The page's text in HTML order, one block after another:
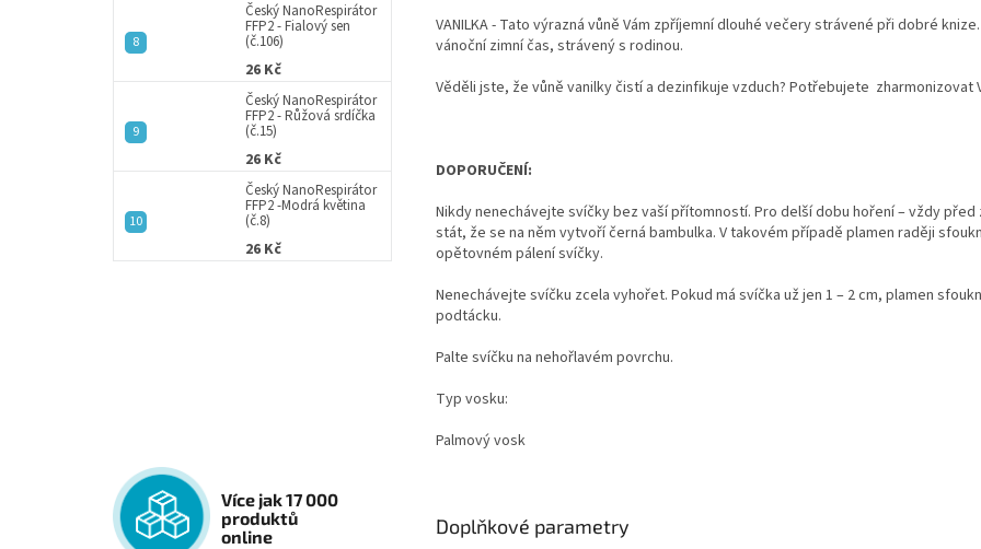
Český NanoRespirátor
FFP2 - Fialový sen
(č.106)
26 Kč
Český NanoRespirátor
FFP2 - Růžová srdíčka
(č.15)
26 Kč
Český NanoRespirátor
FFP2 -Modrá květina
(č.8)
26 Kč
Více jak 17 000
produktů
online
VANILKA - Tato výrazná vůně Vám zpříjemní dlouhé večery strávené při dobré
vánoční zimní čas, strávený s rodinou.
Věděli jste, že vůně vanilkyčistí a dezinfikuje vzduch? Potřebujete zharmonizovat
DOPORUČENÍ:
Nikdy nenechávejte svíčky bez vaší přítomností. Pro delší dobu hoření – vždy
stát, že se na něm vytvoří černá bambulka. V takovém případě plamen raději
opětovném pálení svíčky.
Nenechávejte svíčku zcela vyhořet. Pokud má svíčka už jen 1 – 2 cm, plamen
podtácku.
Palte svíčku na nehořlavém povrchu.
Typ vosku:
Palmový vosk
Doplňkové parametry